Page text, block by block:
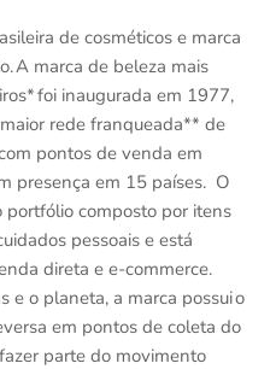
de cosméticos e marca
A marca de beleza mais
foi inaugurada em 1977,
rede franqueada** de
pontos de venda em
presença em 15 países. O
portfólio composto por itens
pessoais e está
direta e e-commerce.
e o planeta, a marca possui o
em pontos de coleta do
parte do movimento